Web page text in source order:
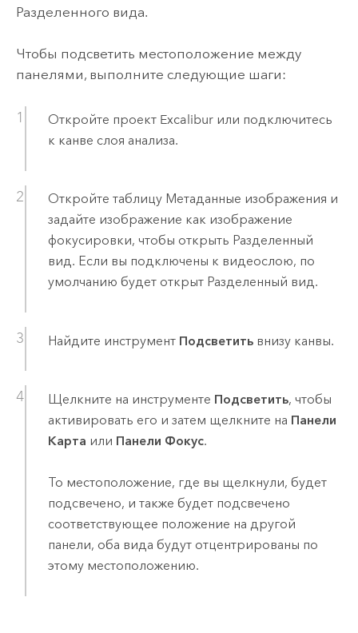
Разделенного вида.
Чтобы подсветить местоположение между
панелями, выполните следующие шаги:
Откройте проект Excaliburили подключитесь
к канве слоя анализа.
Откройте таблицу Метаданные изображения и
задайте изображение как изображение
фокусировки, чтобы открыть Разделенный
вид. Если вы подключены к видеослою, по
умолчанию будет открыт Разделенный вид.
Найдите инструмент Подсветитьвнизу канвы.
Щелкните на инструменте Подсветить, чтобы
активировать его и затем щелкните на Панели
Карта или Панели Фокус.
То местоположение, где вы щелкнули, будет
подсвечено, и также будет подсвечено
соответствующее положение на другой
панели, оба вида будут отцентрированы по
этому местоположению.